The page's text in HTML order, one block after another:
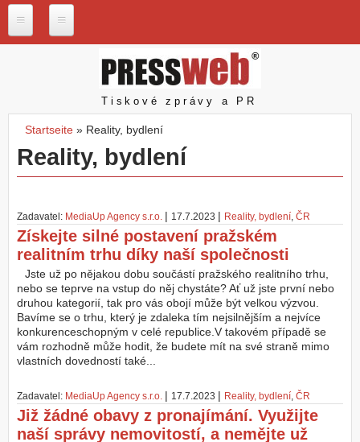
P
e
b
.
c
N
a
š
s
l
u
ž
b
y
a
l
o
Pressweb
Tiskové zprávy a PR
Sie sind hier
Startseite » Reality, bydlení
Reality, bydlení
Zadavatel: MediaUp Agency s.r.o. | 17.7.2023 | Reality, bydlení, ČR
Získejte silné postavení pražském
realitním trhu díky naší společnosti
Jste už po nějakou dobu součástí pražského realitního trhu,
nebo se teprve na vstup do něj chystáte? Ať už jste první nebo
druhou kategorií, tak pro vás obojí může být velkou výzvou.
Bavíme se o trhu, který je zdaleka tím nejsilnějším a nejvíce
konkurenceschopným v celé republice.V takovém případě se
vám rozhodně může hodit, že budete mít na své straně mimo
vlastních dovedností také...
Zadavatel: MediaUp Agency s.r.o. | 17.7.2023 | Reality, bydlení, ČR
Již žádné obavy z pronajímání. Využijte
naší správy nemovitostí, a nemějte už